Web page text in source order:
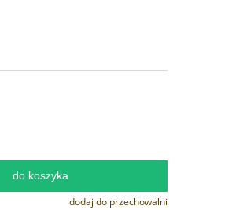
do koszyka
dodaj do przechowalni